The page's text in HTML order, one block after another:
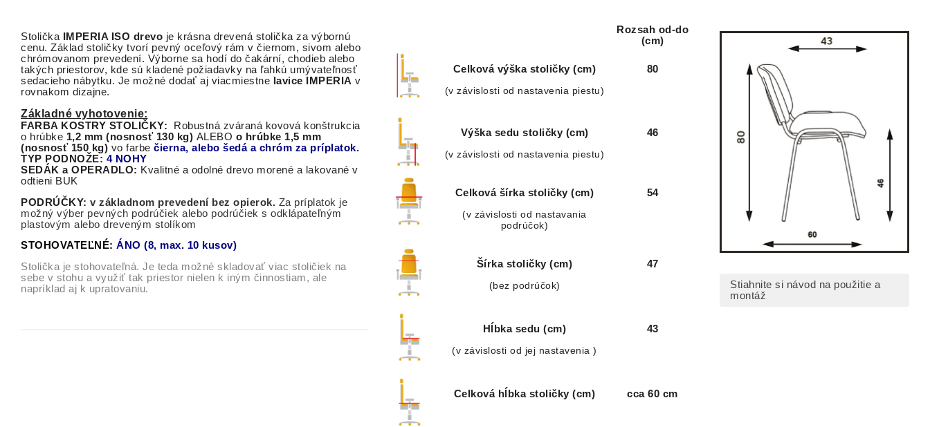
Stolička IMPERIA ISO drevo je krásna drevená stolička za výbornú
cenu. Základ stoličky tvorí pevný oceľový rám v čiernom, sivom alebo
chrómovanom prevedení. Výborne sa hodí do čakární, chodieb alebo
takých priestorov, kde sú kladené požiadavky na ľahkú umývateľnosť
sedacieho nábytku. Je možné dodať aj viacmiestne lavice IMPERIA v
rovnakom dizajne.
Základné vyhotovenie:
FARBA KOSTRY STOLIČKY:
Robustná zváraná kovová konštrukcia
o hrúbke 1,2 mm (nosnosť 130 kg) ALEBO o hrúbke 1,5 mm
(nosnosť 150 kg) vo farbe čierna, alebo šedá a chróm za príplatok.
TYP PODNOŽE: 4 NOHY
SEDÁK a OPERADLO: Kvalitné a odolné drevo morené a lakované v
odtieni BUK
PODRÚČKY: v základnom prevedení bez opierok. Za príplatok je
možný výber pevných podrúčiek alebo podrúčiek s odklápateľným
plastovým alebo dreveným stolíkom
STOHOVATEĽNÉ: ÁNO (8, max. 10 kusov)
Stolička je stohovateľná. Je teda možné skladovať viac stoličiek na
sebe v stohu a využiť tak priestor nielen k iným činnostiam, ale
napríklad aj k upratovaniu.
Rozsah od-do
(cm)
Celková výška stoličky (cm)
(v závislosti od nastavenia piestu)
80
Výška sedu stoličky (cm)
(v závislosti od nastavenia piestu)
46
Celková šírka stoličky (cm)
(v závislosti od nastavania
podrúčok)
54
Šírka stoličky (cm)
(bez podrúčok)
47
Hĺbka sedu (cm)
(v závislosti od jej nastavenia )
43
Celková hĺbka stoličky (cm) cca 60 cm
Stiahnite si návod na použitie a
montáž